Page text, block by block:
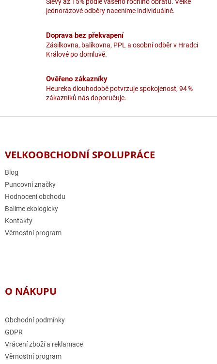
y
p
i
jednorázové odběry naceníme individuálně.
Doprava bez překvapení
Zásilkovna, balíkovna, PPL a osobní odběr v Hradci
Králové po domluvě.
Ověřeno zákazníky
Heureka dlouhodobě potvrzuje spokojenost, 94 %
zákazníků nás doporučuje.
Z
VELKOOBCHODNÍ SPOLUPRÁCE
Blog
Puncovní značky
Hodnocení obchodu
Balíme ekologicky
Kontakty
Věrnostní program
O NÁKUPU
Obchodní podmínky
GDPR
Vrácení zboží a reklamace
Věrnostní program